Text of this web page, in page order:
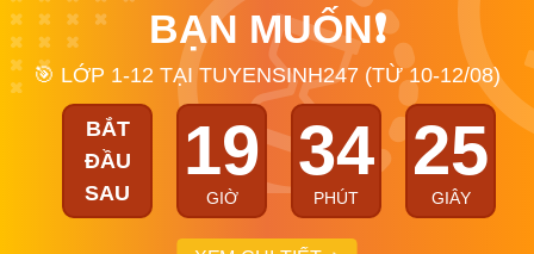
BẠN MUỐN❗
🎯 LỚP 1-12 TẠI TUYENSINH247 (TỪ 10-12/08)
BẮT
ĐẦU
SAU
19
GIỜ
34
PHÚT
25
GIÂY